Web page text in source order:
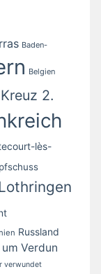
Baden-
Belgien
2.
lès-
Russland
Verdun
verwundet